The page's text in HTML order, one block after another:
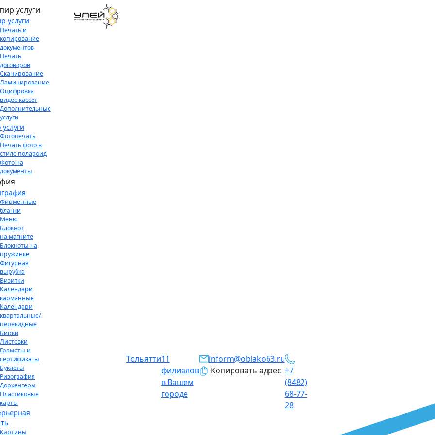
услуги
услуги
Печать и
копирование
документов
Печать
договоров
Сканирование
Ламинирование
Оцифровка
видео кассет
Дополнительные
услуги
Фотопечать
Печать фото в
стиле полароид
Фото на
документы
Фирменные
бланки
Меню
Блокнот
на магните
Блокноты на
пружинке
Фигурная
вырубка
Визитки
Календари
карманные
Календари
квартальные/
перекидные
Бирки
Листовки
Грамоты и
сертификаты
Буклеты
Ризография
Дорхенгеры
Пластиковые
карты
Картины
Тольятти11
филиалов
в Вашем
городе
inform@oblako63.ru
Копировать адрес +7
(8482)
68-77-
28